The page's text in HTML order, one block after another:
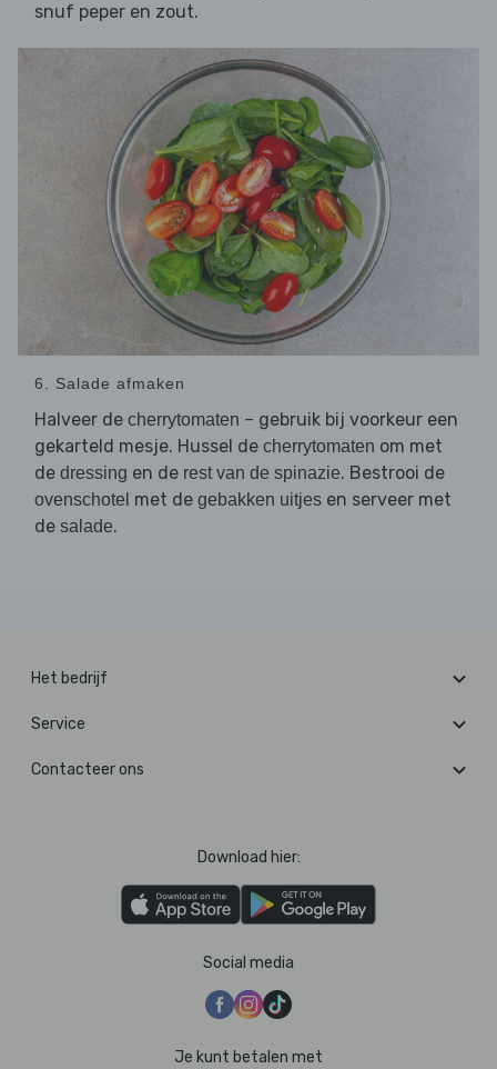
snuf peper en zout.
6. Salade afmaken
Halveer de cherrytomaten – gebruik bij voorkeur een
gekarteld mesje. Hussel de cherrytomaten om met
de dressing en de rest van de spinazie. Bestrooi de
ovenschotel met de gebakken uitjes en serveer met
de salade.
Het bedrijf
Service
Contacteer ons
Download hier:
Social media
Je kunt betalen met